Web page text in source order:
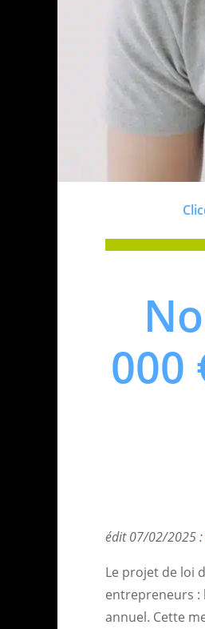
000
édit 07/02/2025 :
Le projet de loi
entrepreneurs :
annuel. Cette